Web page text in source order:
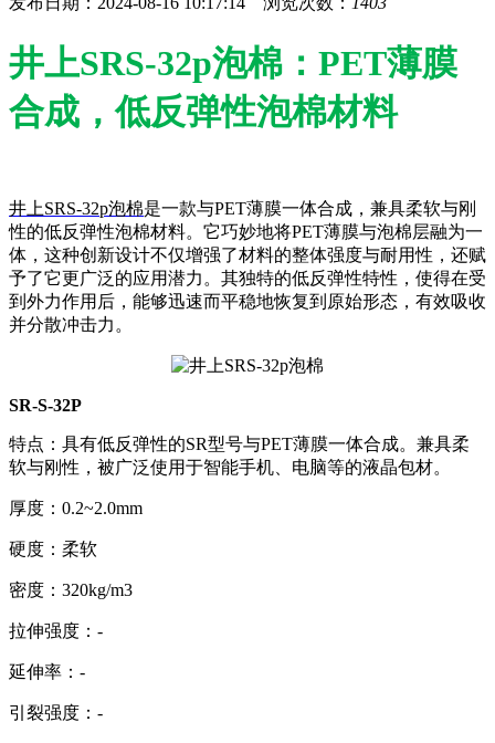
井上SRS-32p泡棉：PET薄膜
合成，低反弹性泡棉材料
井上SRS-32p泡棉是一款与PET薄膜一体合成，兼具柔软与刚
性的低反弹性泡棉材料。它巧妙地将PET薄膜与泡棉层融为一
体，这种创新设计不仅增强了材料的整体强度与耐用性，还赋
予了它更广泛的应用潜力。其独特的低反弹性特性，使得在受
到外力作用后，能够迅速而平稳地恢复到原始形态，有效吸收
并分散冲击力。
SR-S-32P
特点：具有低反弹性的SR型号与PET薄膜一体合成。兼具柔
软与刚性，被广泛使用于智能手机、电脑等的液晶包材。
厚度：0.2~2.0mm
硬度：柔软
密度：320kg/m3
拉伸强度：-
延伸率：-
引裂强度：-